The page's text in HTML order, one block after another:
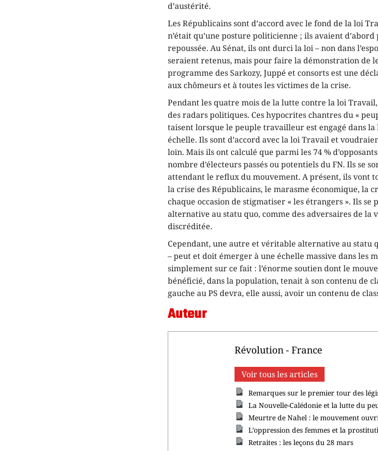
d’austérité.
Les Républicains sont d’accord avec le fond de la loi
n’était qu’une posture politicienne ; ils avaient d’abord
repoussée. Au Sénat, ils ont durci la loi – non dans
seraient retenus, mais pour faire la démonstration de
programme des Sarkozy, Juppé et consorts est une
aux chômeurs et à toutes les victimes de la crise.
Pendant les quatre mois de la lutte contre la loi
des radars politiques. Ces hypocrites chantres du «
taisent lorsque le peuple travailleur est engagé dans la
échelle. Ils sont d’accord avec la loi Travail et
loin. Mais ils ont calculé que parmi les 74 %
nombre d’électeurs passés ou potentiels du FN. Ils se
attendant le reflux du mouvement. A présent, ils vont
la crise des Républicains, le marasme économique, la
chaque occasion de stigmatiser « les étrangers ». Ils se
alternative au statu quo, comme des adversaires de la
discréditée.
Cependant, une autre et véritable alternative au statu
– peut et doit émerger à une échelle massive dans les
simplement sur ce fait : l’énorme soutien dont le
bénéficié, dans la population, tenait à son contenu de
gauche au PS devra, elle aussi, avoir un contenu de
Auteur
Révolution - France
Voir tous les articles
Remarques sur le premier tour des
La Nouvelle-Calédonie et la lutte du
Meurtre de Nahel : le mouvement
L’oppression des femmes et la
Retraites : les leçons du 28 mars